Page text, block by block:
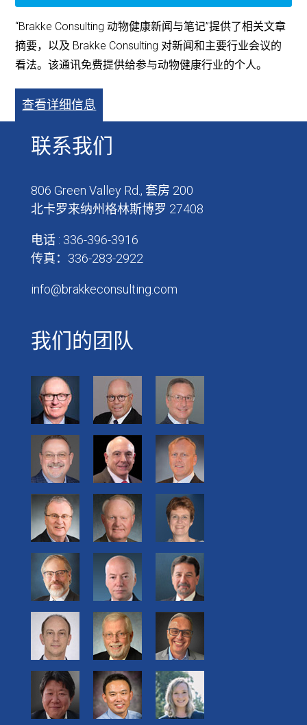
“Brakke Consulting 动物健康新闻与笔记”提供了相关文章
摘要，以及 Brakke Consulting 对新闻和主要行业会议的
看法。该通讯免费提供给参与动物健康行业的个人。
查看详细信息
联系我们
806 Green Valley Rd., 套房 200
北卡罗来纳州格林斯博罗 27408
电话 : 336-396-3916
传真：336-283-2922
info@brakkeconsulting.com
我们的团队